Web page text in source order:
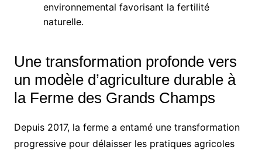
environnemental favorisant la fertilité
naturelle.
Une transformation profonde vers
un modèle d’agriculture durable à
la Ferme des Grands Champs
Depuis 2017, la ferme a entamé une transformation
progressive pour délaisser les pratiques agricoles